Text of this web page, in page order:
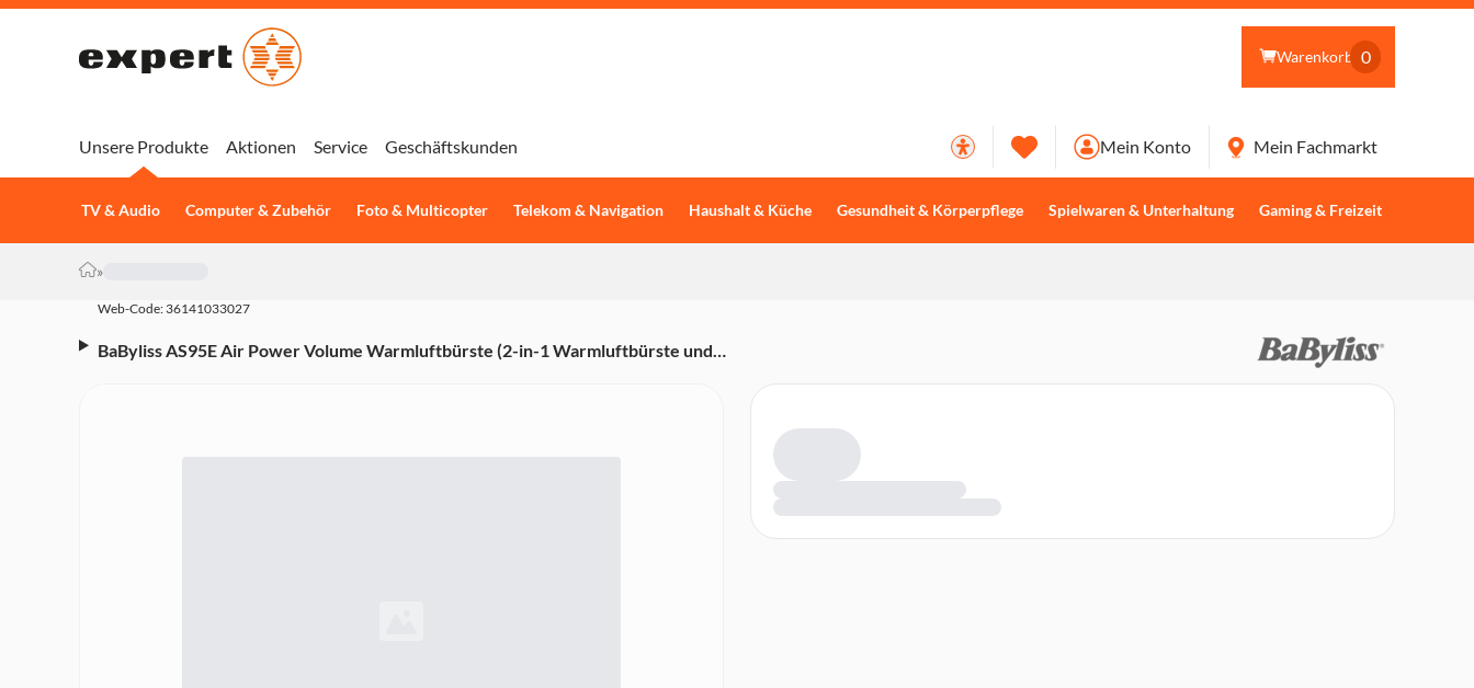
Warenkorb 0
Unsere Produkte
TV & Audio Computer & Zubehör Foto & Multicopter Telekom & Navigation Haushalt & Küche Gesundheit & Körperpflege Spielwaren & Unterhaltung Gaming & Freizeit
Aktionen Service Geschäftskunden Mein Konto Mein Fachmarkt
»
Web-Code: 36141033027
BaByliss AS95E Air Power Volume Warmluftbürste (2-in-1 Warmluftbürste und